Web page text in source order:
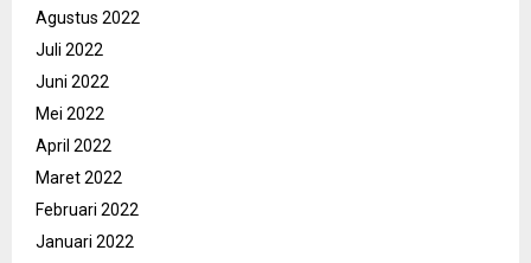
Agustus 2022
Juli 2022
Juni 2022
Mei 2022
April 2022
Maret 2022
Februari 2022
Januari 2022